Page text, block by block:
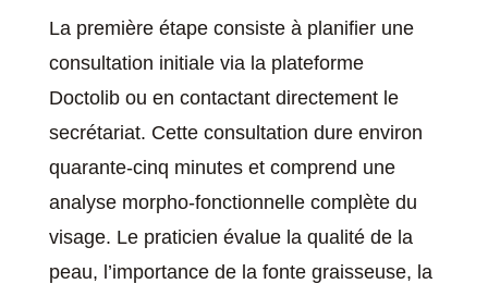
La première étape consiste à planifier une
consultation initiale via la plateforme
Doctolib ou en contactant directement le
secrétariat. Cette consultation dure environ
quarante-cinq minutes et comprend une
analyse morpho-fonctionnelle complète du
visage. Le praticien évalue la qualité de la
peau, l’importance de la fonte graisseuse, la